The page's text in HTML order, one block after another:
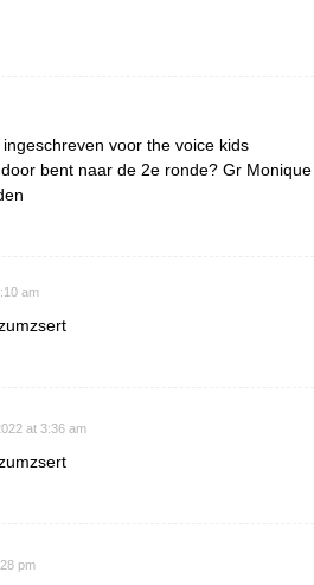
voor the voice kids
bent naar de 2e ronde? Gr Monique
am
at 3:36 am
pm